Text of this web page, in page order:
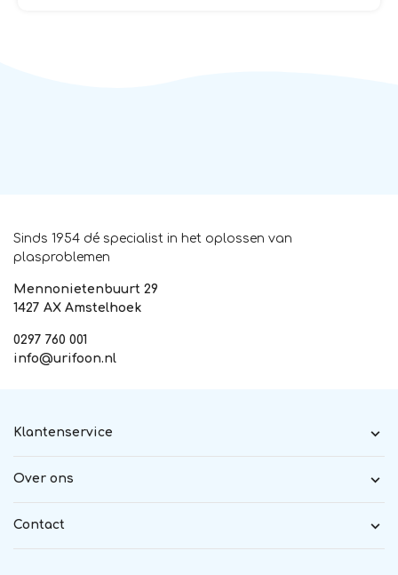
Sinds 1954 dé specialist in het oplossen van
plasproblemen
Mennonietenbuurt 29
1427 AX Amstelhoek
0297 760 001
info@urifoon.nl
Klantenservice
Over ons
Contact